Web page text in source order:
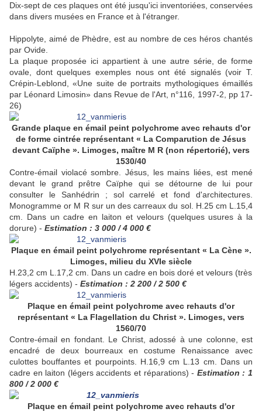
Dix-sept de ces plaques ont été jusqu'ici inventoriées, conservées
dans divers musées en France et à l'étranger.
Hippolyte, aimé de Phèdre, est au nombre de ces héros chantés
par Ovide.
La plaque proposée ici appartient à une autre série, de forme
ovale, dont quelques exemples nous ont été signalés (voir T.
Crépin-Leblond, «Une suite de portraits mythologiques émaillés
par Léonard Limosin» dans Revue de l'Art, n°116, 1997-2, pp 17-
26)
Grande plaque en émail peint polychrome avec rehauts d'or
de forme cintrée représentant « La Comparution de Jésus
devant Caïphe ». Limoges, maître M R (non répertorié), vers
1530/40
Contre-émail violacé sombre. Jésus, les mains liées, est mené
devant le grand prêtre Caïphe qui se détourne de lui pour
consulter le Sanhédrin ; sol carrelé et fond d'architectures.
Monogramme or M R sur un des carreaux du sol. H.25 cm L.15,4
cm. Dans un cadre en laiton et velours (quelques usures à la
dorure) - Estimation : 3 000 / 4 000 €
Plaque en émail peint polychrome représentant « La Cène ».
Limoges, milieu du XVIe siècle
H.23,2 cm L.17,2 cm. Dans un cadre en bois doré et velours (très
légers accidents) - Estimation : 2 200 / 2 500 €
Plaque en émail peint polychrome avec rehauts d'or
représentant « La Flagellation du Christ ». Limoges, vers
1560/70
Contre-émail en fondant. Le Christ, adossé à une colonne, est
encadré de deux bourreaux en costume Renaissance avec
culottes bouffantes et pourpoints. H.16,9 cm L.13 cm. Dans un
cadre en laiton (légers accidents et réparations) - Estimation : 1
800 / 2 000 €
Plaque en émail peint polychrome avec rehauts d'or